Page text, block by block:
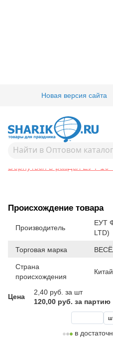
Новая версия сайта
Товары для праздника/
1102-1571Е 10"
Вернуться в раздел ЕУТ 10"
Происхождение товара
Производитель
ЕУТ
LTD)
Торговая марка
Страна
происхождения
Китай
Цена
2,40 руб. за шт
120,00 руб. за партию
в